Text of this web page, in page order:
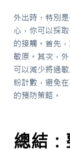
外出時，特別
心，你可以採
的接觸。首先
敏原。其次，
可以減少將過
粉計數，避免
的預防策略。
總結